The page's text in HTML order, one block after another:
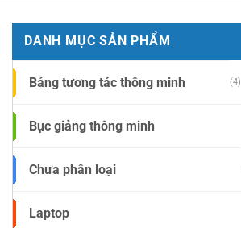
DANH MỤC SẢN PHẨM
Bảng tương tác thông minh (4)
Bục giảng thông minh
Chưa phân loại
Laptop